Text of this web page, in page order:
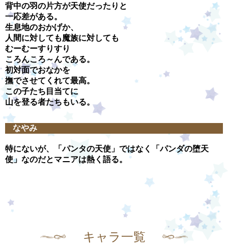
背中の羽の片方が天使だったりと
一応差がある。
生息地のおかげか、
人間に対しても魔族に対しても
むーむーすりすり
ころんころ～んである。
初対面でおなかを
撫でさせてくれて最高。
この子たち目当てに
山を登る者たちもいる。
なやみ
特にないが、「パンタの天使」ではなく「パンダの堕天
使」なのだとマニアは熱く語る。
キャラ一覧